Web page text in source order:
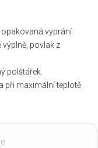
vyprání.
výplně, povlak z
polštářek.
při maximální teplotě